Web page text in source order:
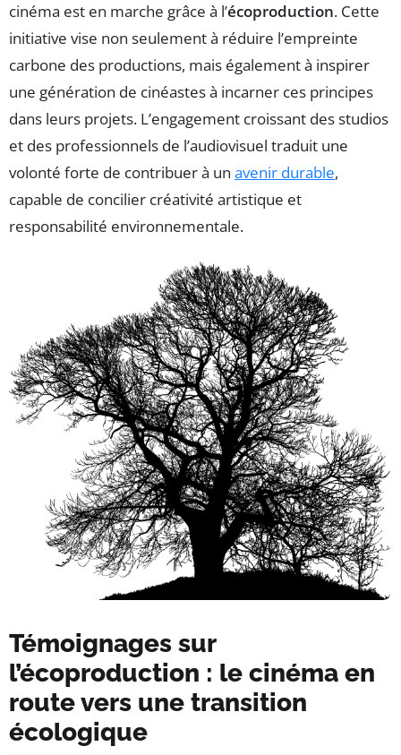
cinéma est en marche grâce à l’écoproduction. Cette
initiative vise non seulement à réduire l’empreinte
carbone des productions, mais également à inspirer
une génération de cinéastes à incarner ces principes
dans leurs projets. L’engagement croissant des studios
et des professionnels de l’audiovisuel traduit une
volonté forte de contribuer à un avenir durable,
capable de concilier créativité artistique et
responsabilité environnementale.
Témoignages sur
l’écoproduction : le cinéma en
route vers une transition
écologique